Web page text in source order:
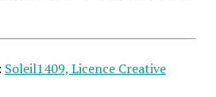
Soleil1409, Licence Creative